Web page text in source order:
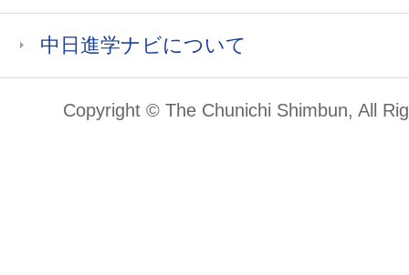
中日進学ナビについて
Copyright © The Chunichi Shimbun, All